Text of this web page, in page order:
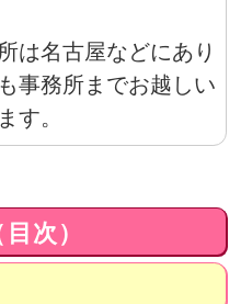
は名古屋などにあり
事務所までお越しい
す。
次）